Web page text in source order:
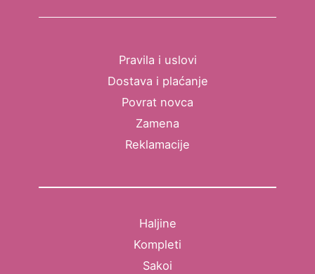
Pravila i uslovi
Dostava i plaćanje
Povrat novca
Zamena
Reklamacije
Haljine
Kompleti
Sakoi